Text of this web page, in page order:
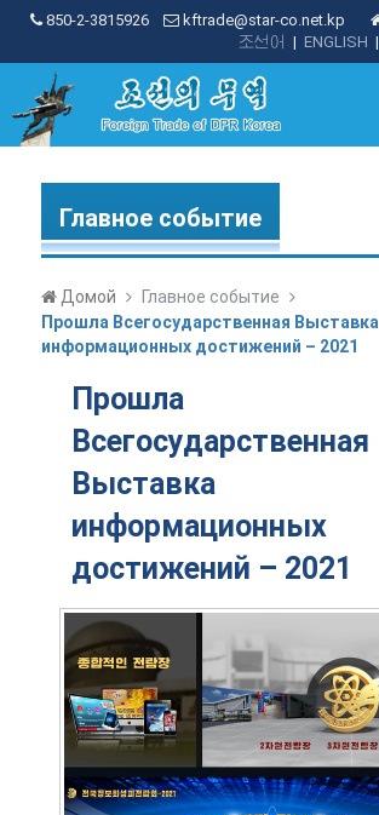
850-2-3815926 kftrade@star-co.net.kp
|
| ENGLISH
조선어
Главное событие
Домой
Главное событие
Прошла Всегосударственная Выставка
информационных достижений – 2021
Прошла
Всегосударственная
Выставка
информационных
достижений – 2021